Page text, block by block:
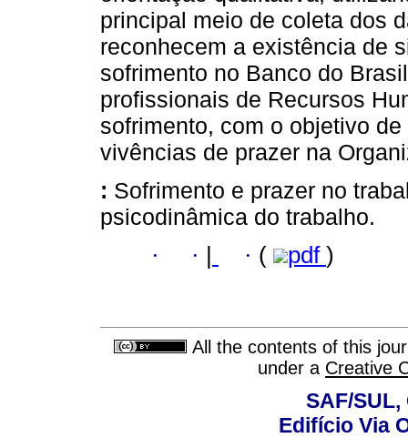
principal meio de coleta dos
reconhecem a existência de
sofrimento no Banco do
profissionais de Recursos
sofrimento, com o objetivo
vivências de prazer na
: Sofrimento e prazer no
psicodinâmica do trabalho.
· · · ( pdf )
All the contents of this
under a Creative
SAF/
Edifício Via